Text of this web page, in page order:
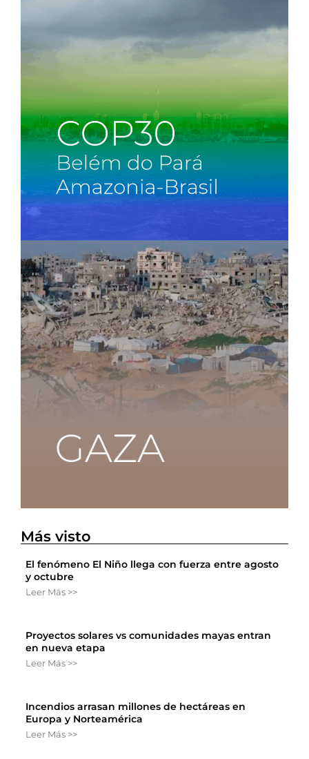
Más visto
El fenómeno El Niño llega con fuerza entre agosto
y octubre
Leer Más >>
Proyectos solares vs comunidades mayas entran
en nueva etapa
Leer Más >>
Incendios arrasan millones de hectáreas en
Europa y Norteamérica
Leer Más >>